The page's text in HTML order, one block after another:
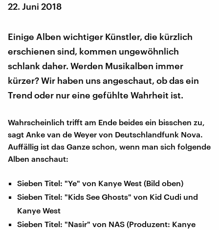
22. Juni 2018
Einige Alben wichtiger Künstler, die kürzlich
erschienen sind, kommen ungewöhnlich
schlank daher. Werden Musikalben immer
kürzer? Wir haben uns angeschaut, ob das ein
Trend oder nur eine gefühlte Wahrheit ist.
Wahrscheinlich trifft am Ende beides ein bisschen zu,
sagt Anke van de Weyer von Deutschlandfunk Nova.
Auffällig ist das Ganze schon, wenn man sich folgende
Alben anschaut:
Sieben Titel: "Ye" von Kanye West (Bild oben)
Sieben Titel: "Kids See Ghosts" von Kid Cudi und
Kanye West
Sieben Titel: "Nasir" von NAS (Produzent: Kanye